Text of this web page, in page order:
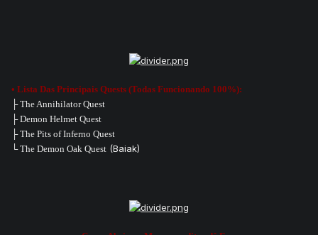
• Lista Das Principais Quests (Todas Funcionando 100%):
├The Annihilator Quest
├ Demon Helmet Quest
├ The Pits of Inferno Quest
└The Demon Oak Quest (Baiak)